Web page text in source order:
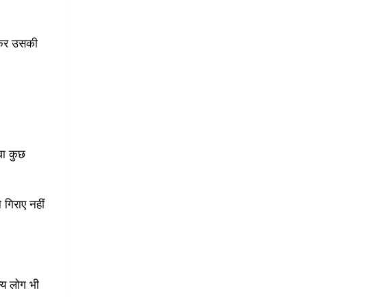
उसकी
कुछ
नहीं
लोग भी